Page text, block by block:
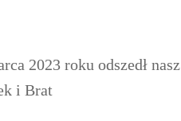
2023 roku odszedł nasz
i Brat